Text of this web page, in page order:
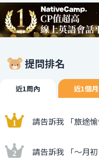
提問排名
近1周內 近1個
請告訴我 「旅途
請告訴我 「〜月